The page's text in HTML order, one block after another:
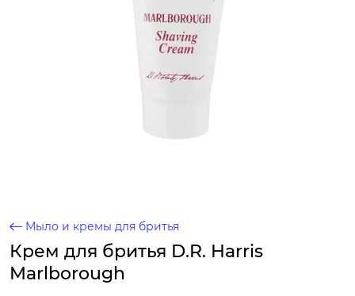
Мыло и кремы для бритья
Крем для бритья D.R. Harris
Marlborough